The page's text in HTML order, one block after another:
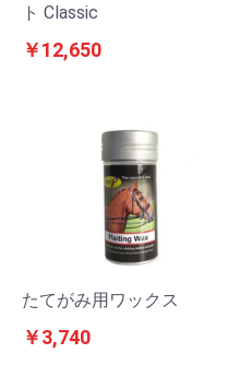
ト Classic
￥12,650
たてがみ用ワックス
￥3,740